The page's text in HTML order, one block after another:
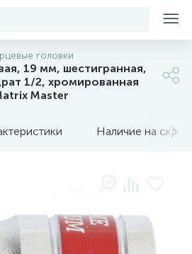
головки
19 мм, шестигранная,
1/2, хромированная
Master
Наличие на